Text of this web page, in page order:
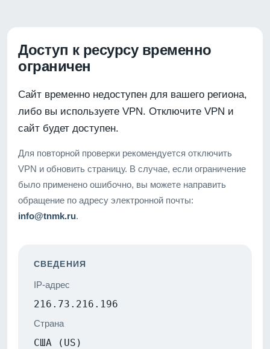
Доступ к ресурсу временно
ограничен
Сайт временно недоступен для вашего региона,
либо вы используете VPN. Отключите VPN и
сайт будет доступен.
Для повторной проверки рекомендуется отключить
VPN и обновить страницу. В случае, если ограничение
было применено ошибочно, вы можете направить
обращение по адресу электронной почты:
info@tnmk.ru.
СВЕДЕНИЯ
IP-адрес
216.73.216.196
Страна
США (US)